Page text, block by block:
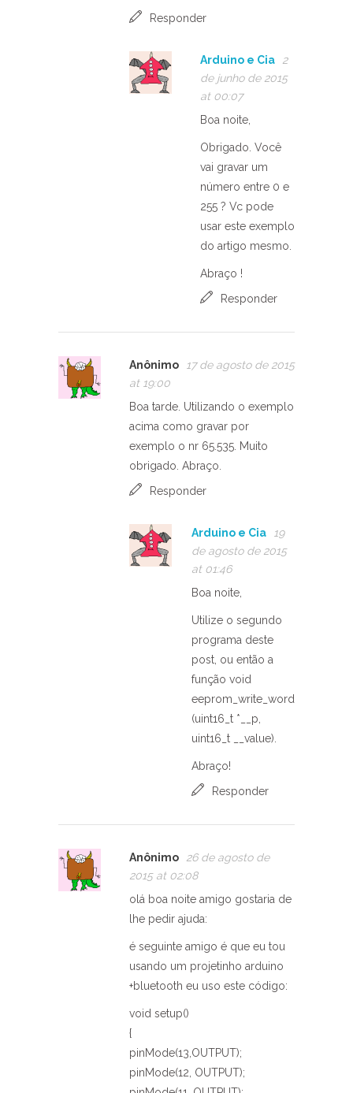
Responder
Arduino e Cia
2
de junho de 2015
at 00:07
Boa noite,
Obrigado. Você
vai gravar um
número entre 0 e
255 ? Vc pode
usar este exemplo
do artigo mesmo.
Abraço !
Responder
Anônimo
17 de agosto de 2015
at 19:00
Boa tarde. Utilizando o exemplo
acima como gravar por
exemplo o nr 65.535. Muito
obrigado. Abraço.
Responder
Arduino e Cia
19
de agosto de 2015
at 01:46
Boa noite,
Utilize o segundo
programa deste
post, ou então a
função void
eeprom_write_word
(uint16_t *__p,
uint16_t __value).
Abraço!
Responder
Anônimo
26 de agosto de
2015 at 02:08
olá boa noite amigo gostaria de
lhe pedir ajuda:
é seguinte amigo é que eu tou
usando um projetinho arduino
+bluetooth eu uso este código:
void setup()
{
pinMode(13,OUTPUT);
pinMode(12, OUTPUT);